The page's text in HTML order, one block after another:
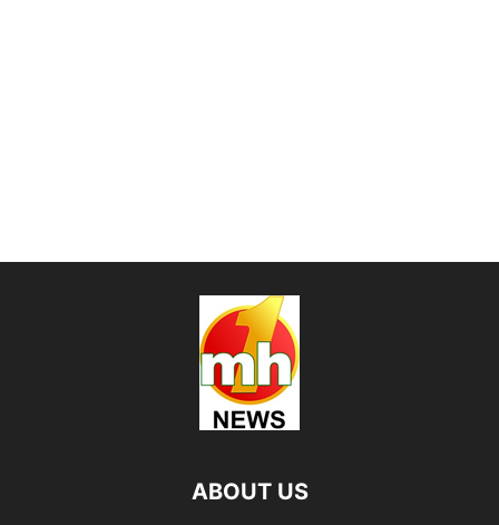
ABOUT US